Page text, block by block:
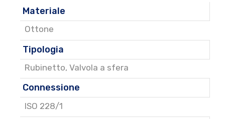
Materiale
Ottone
Tipologia
Rubinetto, Valvola a sfera
Connessione
ISO 228/1